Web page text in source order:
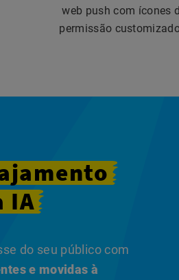
web push com ícones
permissão
IA
do seu público com
e movidas à